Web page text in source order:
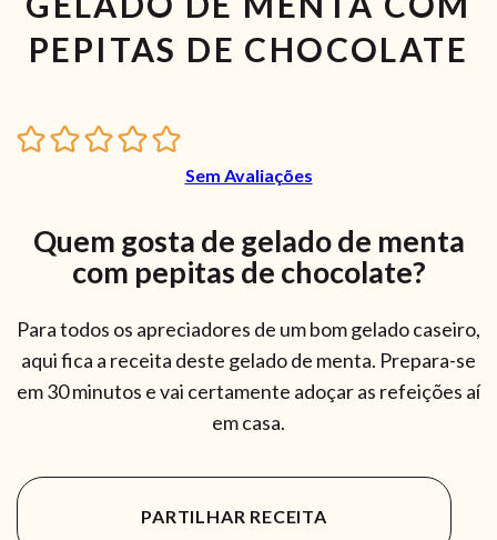
PEPITAS DE CHOCOLATE
Sem Avaliações
Quem gosta de gelado de menta
com pepitas de chocolate?
Para todos os apreciadores de um bom gelado caseiro,
aqui fica a receita deste gelado de menta. Prepara-se
em 30 minutos e vai certamente adoçar as refeições aí
em casa.
PARTILHAR RECEITA